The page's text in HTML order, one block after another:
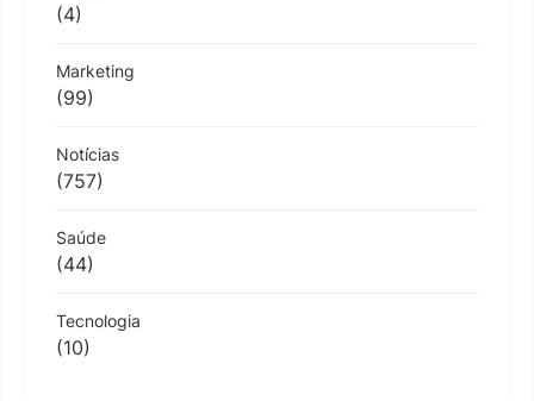
(4)
Marketing
(99)
Notícias
(757)
Saúde
(44)
Tecnologia
(10)